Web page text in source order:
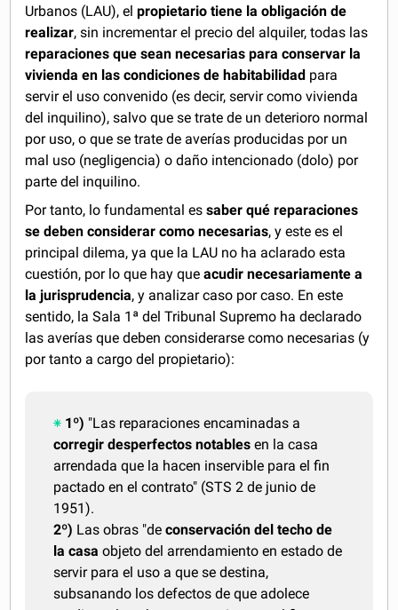
Urbanos (LAU), elpropietario tiene la obligación de
realizar, sin incrementar el precio del alquiler, todas las
reparaciones que sean necesarias para conservar la
vivienda en las condiciones de habitabilidad para
servir el uso convenido (es decir, servir como vivienda
del inquilino), salvo que se trate de un deterioro normal
por uso, o que se trate de averías producidas por un
mal uso (negligencia) o daño intencionado (dolo) por
parte del inquilino.
Por tanto, lo fundamental essaber qué reparaciones
se deben considerar como necesarias, y este es el
principal dilema, ya que la LAU no ha aclarado esta
cuestión, por lo que hay queacudir necesariamente a
la jurisprudencia, y analizar caso por caso. En este
sentido, la Sala 1ª del Tribunal Supremo ha declarado
las averías que deben considerarse como necesarias (y
por tanto a cargo del propietario):
1º) "Las reparaciones encaminadas a
corregir desperfectos notables en la casa
arrendada que la hacen inservible para el fin
pactado en el contrato" (STS 2 de junio de
1951).
2º) Las obras "deconservación del techo de
la casa objeto del arrendamiento en estado de
servir para el uso a que se destina,
subsanando los defectos de que adolece